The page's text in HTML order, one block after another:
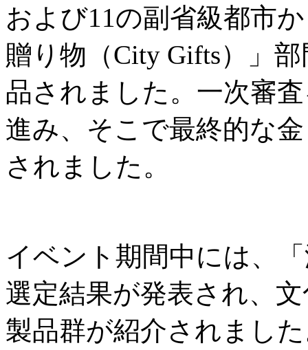
および11の副省級都市
贈り物（City Gifts）」
品されました。一次審
進み、そこで最終的な
されました。
イベント期間中には、
選定結果が発表され、
製品群が紹介されまし